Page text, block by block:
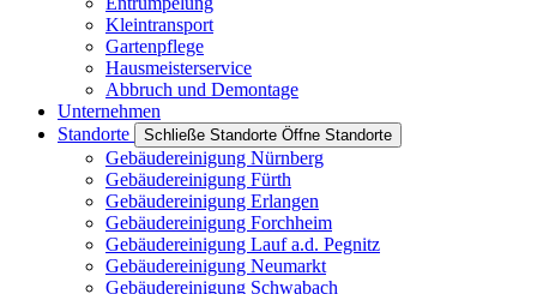
Kleintransport
Gartenpflege
Hausmeisterservice
Abbruch und Demontage
Unternehmen
Standorte
Schließe Standorte Öffne Standorte
Gebäudereinigung Nürnberg
Gebäudereinigung Fürth
Gebäudereinigung Erlangen
Gebäudereinigung Forchheim
Gebäudereinigung Lauf a.d. Pegnitz
Gebäudereinigung Neumarkt
Gebäudereinigung Schwabach